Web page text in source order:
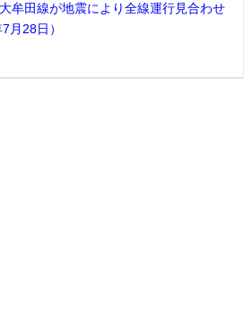
牟田線が地震により全線運行見合わせ
7月28日）